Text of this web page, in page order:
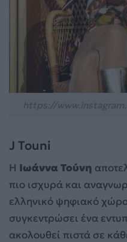
J Touni
Η Ιωάννα Τούνη
πιο ισχυρά και
ελληνικό ψηφιακό
συγκεντρώσει ένα
ακολουθεί πιστά σε